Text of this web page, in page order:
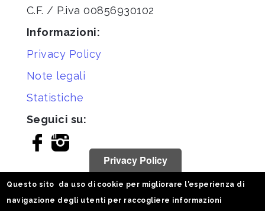
C.F. / P.iva 00856930102
Informazioni:
Privacy Policy
Note legali
Statistiche
Seguici su:
Privacy Policy
Questo sito da uso di cookie per migliorare l'esperienza di
navigazione degli utenti per raccogliere informazioni